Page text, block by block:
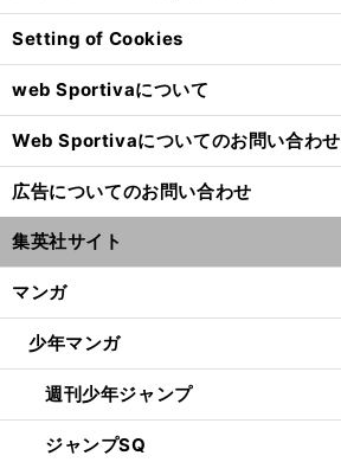
Setting of Cookies
web Sportivaについて
Web Sportivaについてのお問い合わせ
広告についてのお問い合わせ
集英社サイト
マンガ
少年マンガ
週刊少年ジャンプ
ジャンプSQ